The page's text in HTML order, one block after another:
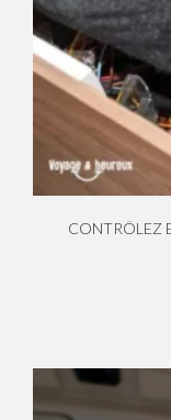
CONTRÔLEZ